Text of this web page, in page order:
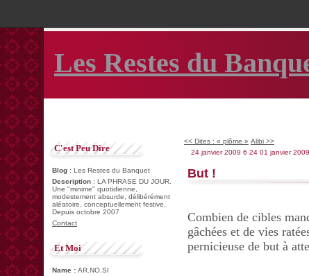
Les Restes du
C'est Peu Dire
Blog : Les Restes du Banquet
Description : LA PHRASE DU JOUR.
Une "minime" quotidienne,
modestement absurde, délibérément
aléatoire, conceptuellement festive.
Depuis octobre 2007
Contact
Et Moi
Name : AR.NO.SI
<< Dites : « plôme » Alibi >>
24 janvier 2009 6 24 01 janvier 2009
But !
Combien de cibles
gâchées et de vies
pernicieuse de but à